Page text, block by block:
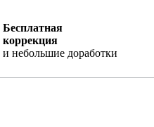
Бесплатная
коррекция
и небольшие доработки